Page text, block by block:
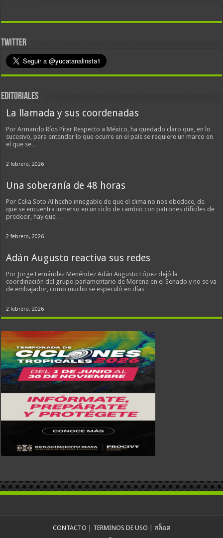
TWITTER
EDITORIALES
La llamada y sus coordenadas
Por Armando Ríos Piter Respecto a México, ha quedado claro que, en lo
sucesivo, para entender lo que ocurre en el país se requiere un marco en
el que se…
2 febrero, 2026
Una soberanía de 48 horas
Por Celia Soto Al hecho innegable de que el clima no nos obedece, de
que se encuentra inmerso en un ciclo de cambio con patrones difíciles de
predecir, hay que…
2 febrero, 2026
Adán Augusto reactiva sus redes
Por Jorge Fernández Menéndez Adán Augusto López dejó la
coordinación del grupo parlamentario de Morena en el Senado y no se va
de embajador, como mucho se especuló en días…
2 febrero, 2026
CONTACTO TERMINOS DE USO สล็อต